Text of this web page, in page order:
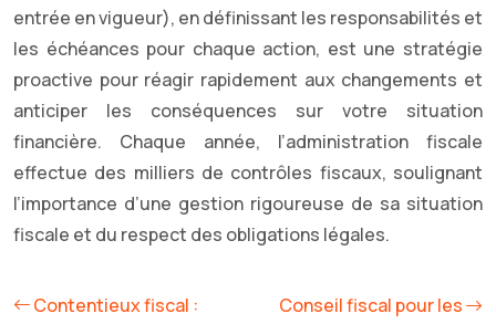
entrée en vigueur), en définissant les responsabilités et
les échéances pour chaque action, est une stratégie
proactive pour réagir rapidement aux changements et
anticiper les conséquences sur votre situation
financière. Chaque année, l’administration fiscale
effectue des milliers de contrôles fiscaux, soulignant
l’importance d’une gestion rigoureuse de sa situation
fiscale et du respect des obligations légales.
Contentieux fiscal : Conseil fiscal pour les